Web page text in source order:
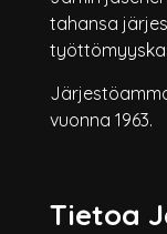
tahansa
vuonna 1963.
Tietoa